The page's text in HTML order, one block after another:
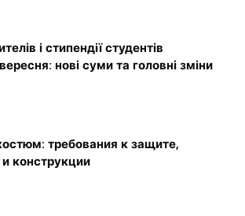
і стипендії студентів
нові суми та головні зміни
требования к защите,
конструкции